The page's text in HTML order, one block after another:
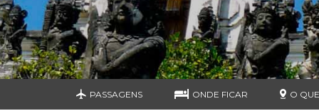
PASSAGENS ONDE FICAR O